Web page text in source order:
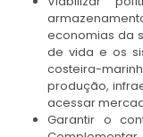
economias da
de vida e os
costeira-
produção,
acessar
Garantir o